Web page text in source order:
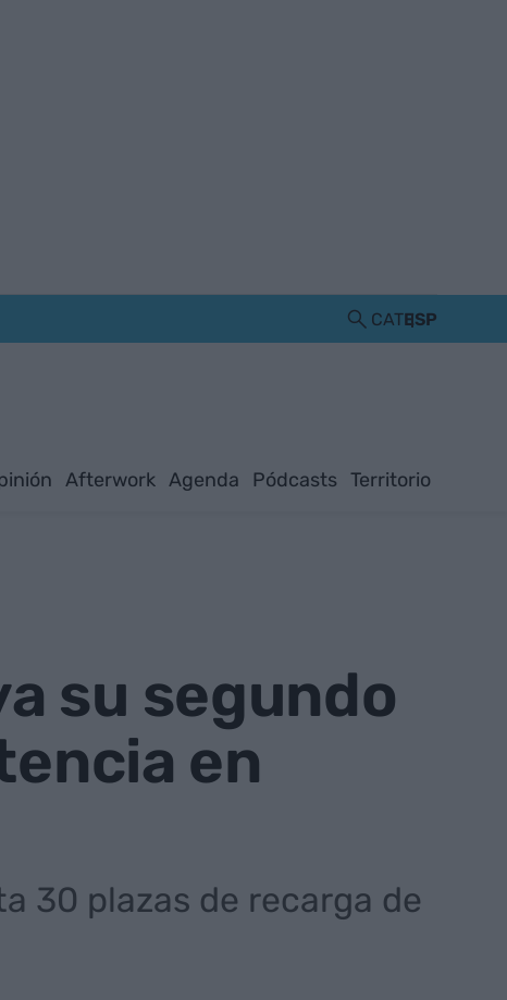
CATESP
Afterwork Agenda Pódcasts Territorio
su segundo
en
30 plazas de recarga de